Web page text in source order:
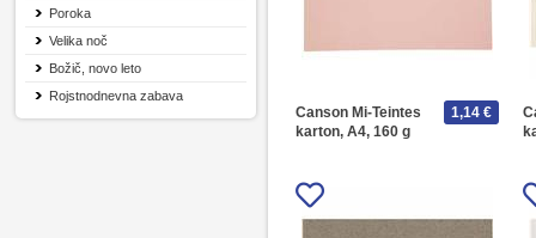
Poroka
Velika noč
Božič, novo leto
Rojstnodnevna zabava
Canson Mi-Teintes
karton, A4, 160 g
1,14 €